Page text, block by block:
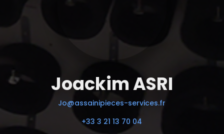
Joackim ASRI
Jo@assainipieces-services.fr
+33 3 21 13 70 04